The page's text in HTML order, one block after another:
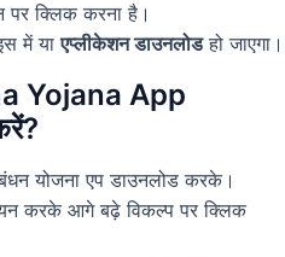
क्लिक करना है।
में याएप्लीकेशन डाउनलोडहो जाएगा।
Yojana App
योजना एप डाउनलोड करके।
करके आगे बढ़े विकल्प पर क्लिक